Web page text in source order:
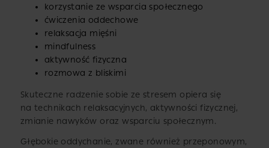
korzystanie ze wsparcia społecznego
ćwiczenia oddechowe
relaksacja mięśni
mindfulness
aktywność fizyczna
rozmowa z bliskimi
Skuteczne radzenie sobie ze stresem opiera się
na technikach relaksacyjnych, aktywności fizycznej,
zmianie nawyków oraz wsparciu społecznym.
Głębokie oddychanie, zwane również przeponowym,